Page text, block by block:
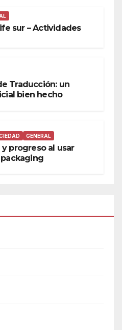
sur – Actividades
Traducción: un
bien hecho
GENERAL
y progreso al usar